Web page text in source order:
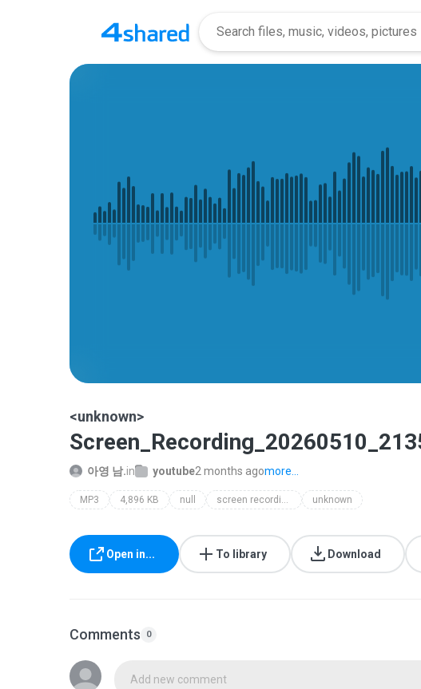
<unknown>
아영 남.in youtube2 months agomore...
MP3 4,896 KB null screen recordings unknown
Open in... To library Download
Comments 0
Add new comment